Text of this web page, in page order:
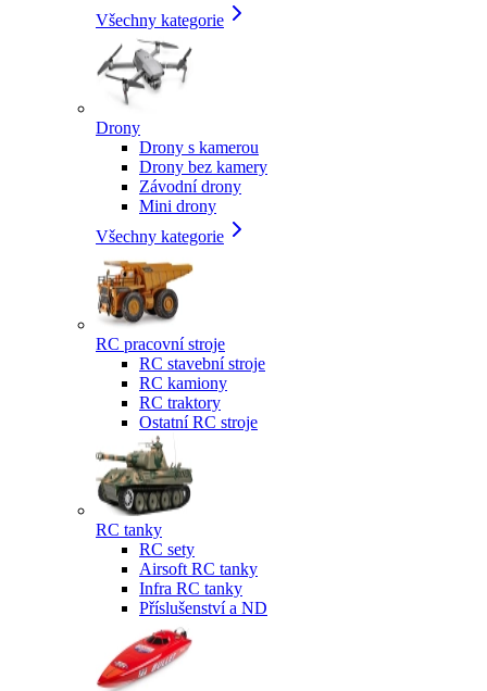
Všechny kategorie
Drony
Drony s kamerou
Drony bez kamery
Závodní drony
Mini drony
Všechny kategorie
RC pracovní stroje
RC stavební stroje
RC kamiony
RC traktory
Ostatní RC stroje
RC tanky
RC sety
Airsoft RC tanky
Infra RC tanky
Příslušenství a ND